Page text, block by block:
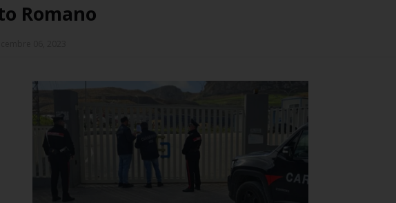
Romano